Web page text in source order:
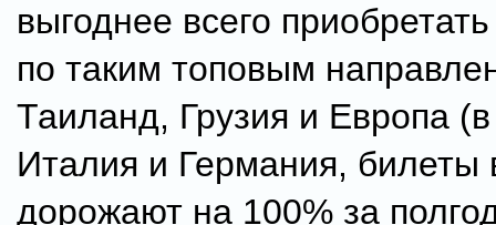
выгоднее всего
по таким топовым
Таиланд, Грузия и Европа (в
Италия и Германия, билеты
дорожают на 100% за